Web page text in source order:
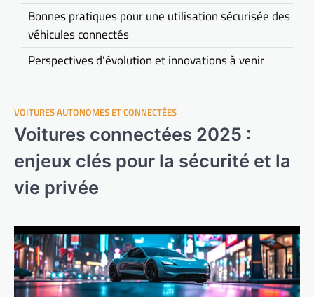
VOITURES AUTONOMES ET CONNECTÉES
Voitures connectées 2025 :
enjeux clés pour la sécurité et la
vie privée
Bonnes pratiques pour une utilisation sécurisée des
véhicules connectés
Perspectives d’évolution et innovations à venir